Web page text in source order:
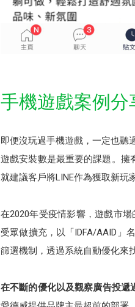
手機遊戲案例分
即便沒玩過手機遊戲，一定也聽
遊戲安裝數是最重要的課題。擁
就建議客戶將LINE作為獲取新玩
在2020年受疫情影響，遊戲市
受眾做擴充，以「IDFA/AAID」
篩選機制，透過系統自動優化來
在不斷的優化以及觀察廣告投遞